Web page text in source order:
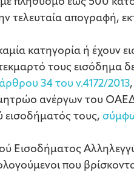
πληθυσμό έως 500
απογραφή,
κατηγορία ή έχουν
τους εισόδημα
34 του ν.4172/2013,
μητρώο ανέργων του
εισοδήματός τους,
Εισοδήματος
που